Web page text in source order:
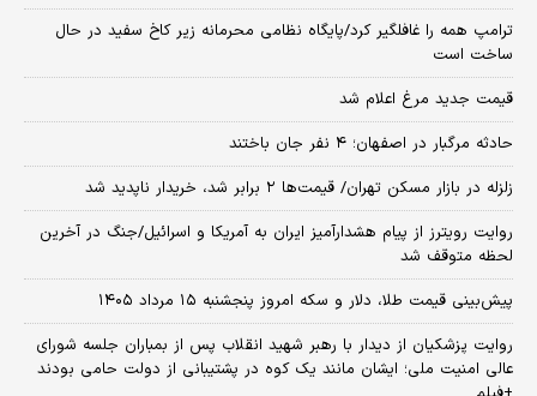
ترامپ همه را غافلگیر کرد/پایگاه نظامی محرمانه زیر کاخ سفید در حال
ساخت است
قیمت جدید مرغ اعلام شد
حادثه مرگبار در اصفهان؛ ۴ نفر جان باختند
زلزله در بازار مسکن تهران/ قیمت‌ها ۲ برابر شد، خریدار ناپدید شد
روایت رویترز از پیام هشدارآمیز ایران به آمریکا و اسرائیل/جنگ در آخرین
لحظه متوقف شد
پیش‌بینی قیمت طلا، دلار و سکه امروز پنجشنبه ۱۵ مرداد ۱۴۰۵
روایت پزشکیان از دیدار با رهبر شهید انقلاب پس از بمباران جلسه شورای
عالی امنیت ملی؛ ایشان مانند یک کوه در پشتیبانی از دولت حامی بودند